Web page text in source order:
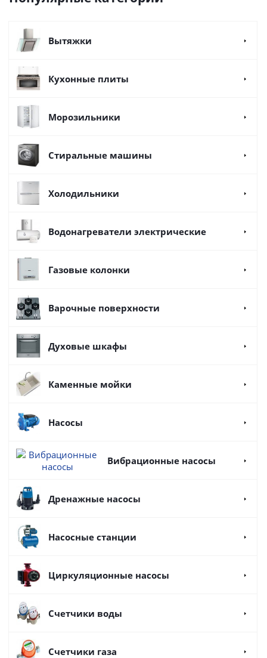
Вытяжки
Кухонные плиты
Морозильники
Стиральные машины
Холодильники
Водонагреватели электрические
Газовые колонки
Варочные поверхности
Духовые шкафы
Каменные мойки
Насосы
Вибрационные насосы
Дренажные насосы
Насосные станции
Циркуляционные насосы
Счетчики воды
Счетчики газа